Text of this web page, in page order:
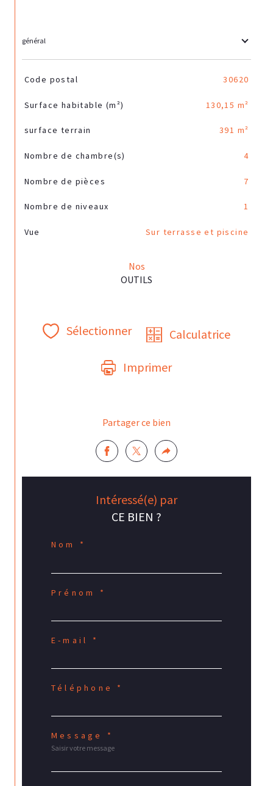
général
TRAD_SIROCCO_Caracteristique
Code postal 30620
Surface habitable (m²) 130,15 m²
surface terrain 391 m²
Nombre de chambre(s) 4
Nombre de pièces 7
Nombre de niveaux 1
Vue Sur terrasse et piscine
Nos
OUTILS
Sélectionner Calculatrice
Imprimer
Partager ce bien
Intéressé(e) par
CE BIEN ?
Nom *
Prénom *
E-mail *
Téléphone *
Message *